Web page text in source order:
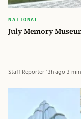
NATIONAL
July Memory
Staff Reporter·13h ago·3 min